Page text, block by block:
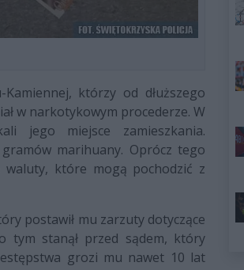
którzy od dłuższego
w narkotykowym procederze. W
jego miejsce zamieszkania.
marihuany. Oprócz tego
waluty, które mogą pochodzić z
postawił mu zarzuty dotyczące
tym stanął przed sądem, który
grozi mu nawet 10 lat